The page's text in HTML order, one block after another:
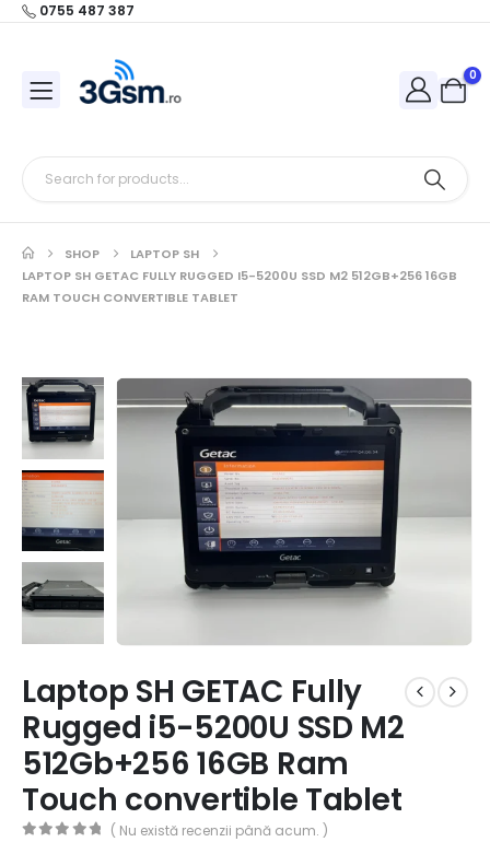
0755 487 387
0
SHOP
LAPTOP SH
LAPTOP SH GETAC FULLY RUGGED I5-5200U SSD M2 512GB+256 16GB
RAM TOUCH CONVERTIBLE TABLET
Laptop SH GETAC Fully
Rugged i5-5200U SSD M2
512Gb+256 16GB Ram
Touch convertible Tablet
( Nu există recenzii până acum. )